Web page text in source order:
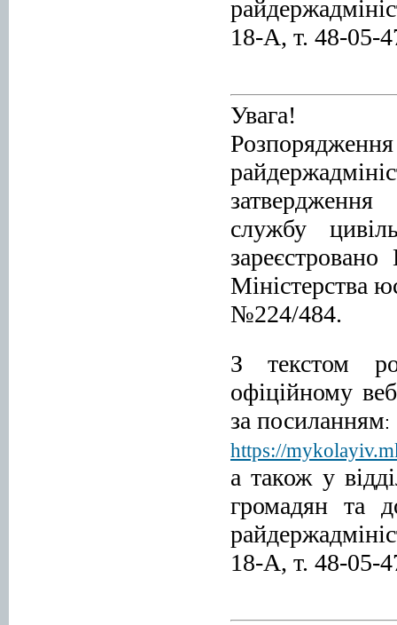
18-А, т. 48-05-
Увага!
службу
Міністерства
№224/484.
З текстом
офіційному
за посиланням:
https://
а також у
громадян та
18-А, т. 48-05-